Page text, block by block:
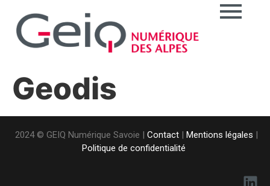
Geodis
2024 © GEIQ Numérique Savoie | Contact| Mentions légales |
Politique de confidentialité